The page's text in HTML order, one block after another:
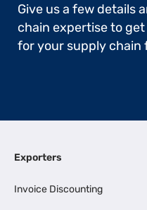
Give us a few details
chain expertise to
for your supply chain
Exporters
Invoice Discounting